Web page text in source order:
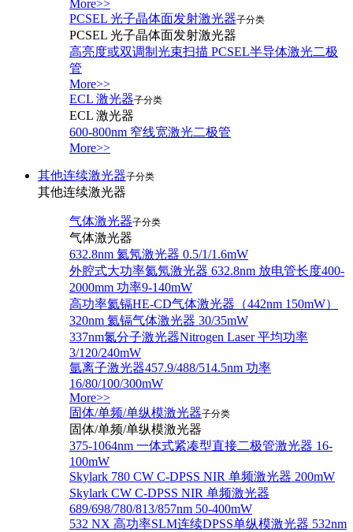
More>>
PCSEL 光子晶体面发射激光器子分类
PCSEL 光子晶体面发射激光器
高亮度或双调制光束扫描 PCSEL半导体激光二极
管
More>>
ECL 激光器子分类
ECL 激光器
600-800nm 窄线宽激光二极管
More>>
其他连续激光器子分类
其他连续激光器
气体激光器子分类
气体激光器
632.8nm 氦氖激光器 0.5/1/1.6mW
外腔式大功率氦氖激光器 632.8nm 放电管长度400-
2000mm 功率9-140mW
高功率氦镉HE-CD气体激光器（442nm 150mW）
320nm 氦镉气体激光器 30/35mW
337nm氮分子激光器Nitrogen Laser 平均功率
3/120/240mW
氩离子激光器457.9/488/514.5nm 功率
16/80/100/300mW
More>>
固体/单频/单纵模激光器子分类
固体/单频/单纵模激光器
375-1064nm 一体式紧凑型直接二极管激光器 16-
100mW
Skylark 780 CW C-DPSS NIR 单频激光器 200mW
Skylark CW C-DPSS NIR 单频激光器
689/698/780/813/857nm 50-400mW
532 NX 高功率SLM连续DPSS单纵模激光器 532nm